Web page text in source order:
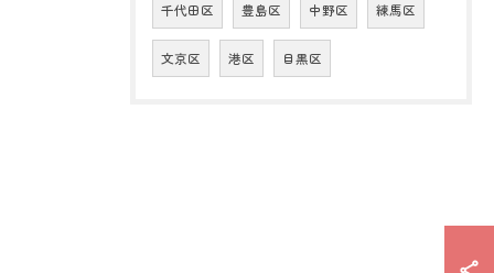
千代田区 豊島区 中野区 練馬区
文京区 港区 目黒区